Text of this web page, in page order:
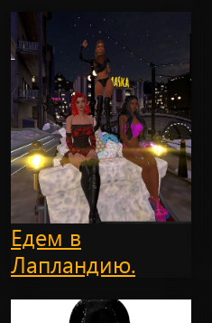
Едем в
Лапландию.